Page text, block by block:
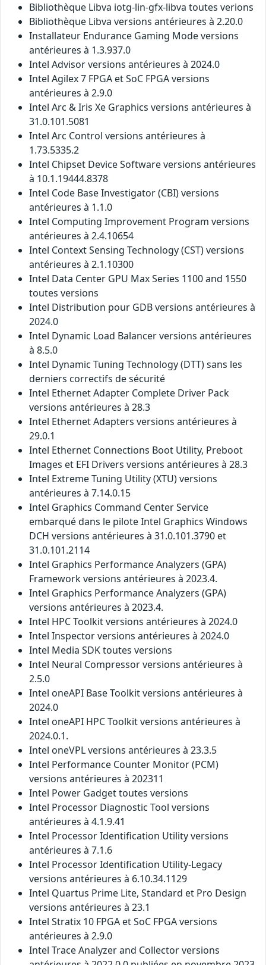
Bibliothèque Libva iotg-lin-gfx-libva toutes verions
Bibliothèque Libva versions antérieures à 2.20.0
Installateur Endurance Gaming Mode versions
antérieures à 1.3.937.0
Intel Advisor versions antérieures à 2024.0
Intel Agilex 7 FPGA et SoC FPGA versions
antérieures à 2.9.0
Intel Arc & Iris Xe Graphics versions antérieures à
31.0.101.5081
Intel Arc Control versions antérieures à
1.73.5335.2
Intel Chipset Device Software versions antérieures
à 10.1.19444.8378
Intel Code Base Investigator (CBI) versions
antérieures à 1.1.0
Intel Computing Improvement Program versions
antérieures à 2.4.10654
Intel Context Sensing Technology (CST) versions
antérieures à 2.1.10300
Intel Data Center GPU Max Series 1100 and 1550
toutes versions
Intel Distribution pour GDB versions antérieures à
2024.0
Intel Dynamic Load Balancer versions antérieures
à 8.5.0
Intel Dynamic Tuning Technology (DTT) sans les
derniers correctifs de sécurité
Intel Ethernet Adapter Complete Driver Pack
versions antérieures à 28.3
Intel Ethernet Adapters versions antérieures à
29.0.1
Intel Ethernet Connections Boot Utility, Preboot
Images et EFI Drivers versions antérieures à 28.3
Intel Extreme Tuning Utility (XTU) versions
antérieures à 7.14.0.15
Intel Graphics Command Center Service
embarqué dans le pilote Intel Graphics Windows
DCH versions antérieures à 31.0.101.3790 et
31.0.101.2114
Intel Graphics Performance Analyzers (GPA)
Framework versions antérieures à 2023.4.
Intel Graphics Performance Analyzers (GPA)
versions antérieures à 2023.4.
Intel HPC Toolkit versions antérieures à 2024.0
Intel Inspector versions antérieures à 2024.0
Intel Media SDK toutes versions
Intel Neural Compressor versions antérieures à
2.5.0
Intel oneAPI Base Toolkit versions antérieures à
2024.0
Intel oneAPI HPC Toolkit versions antérieures à
2024.0.1.
Intel oneVPL versions antérieures à 23.3.5
Intel Performance Counter Monitor (PCM)
versions antérieures à 202311
Intel Power Gadget toutes versions
Intel Processor Diagnostic Tool versions
antérieures à 4.1.9.41
Intel Processor Identification Utility versions
antérieures à 7.1.6
Intel Processor Identification Utility-Legacy
versions antérieures à 6.10.34.1129
Intel Quartus Prime Lite, Standard et Pro Design
versions antérieures à 23.1
Intel Stratix 10 FPGA et SoC FPGA versions
antérieures à 2.9.0
Intel Trace Analyzer and Collector versions